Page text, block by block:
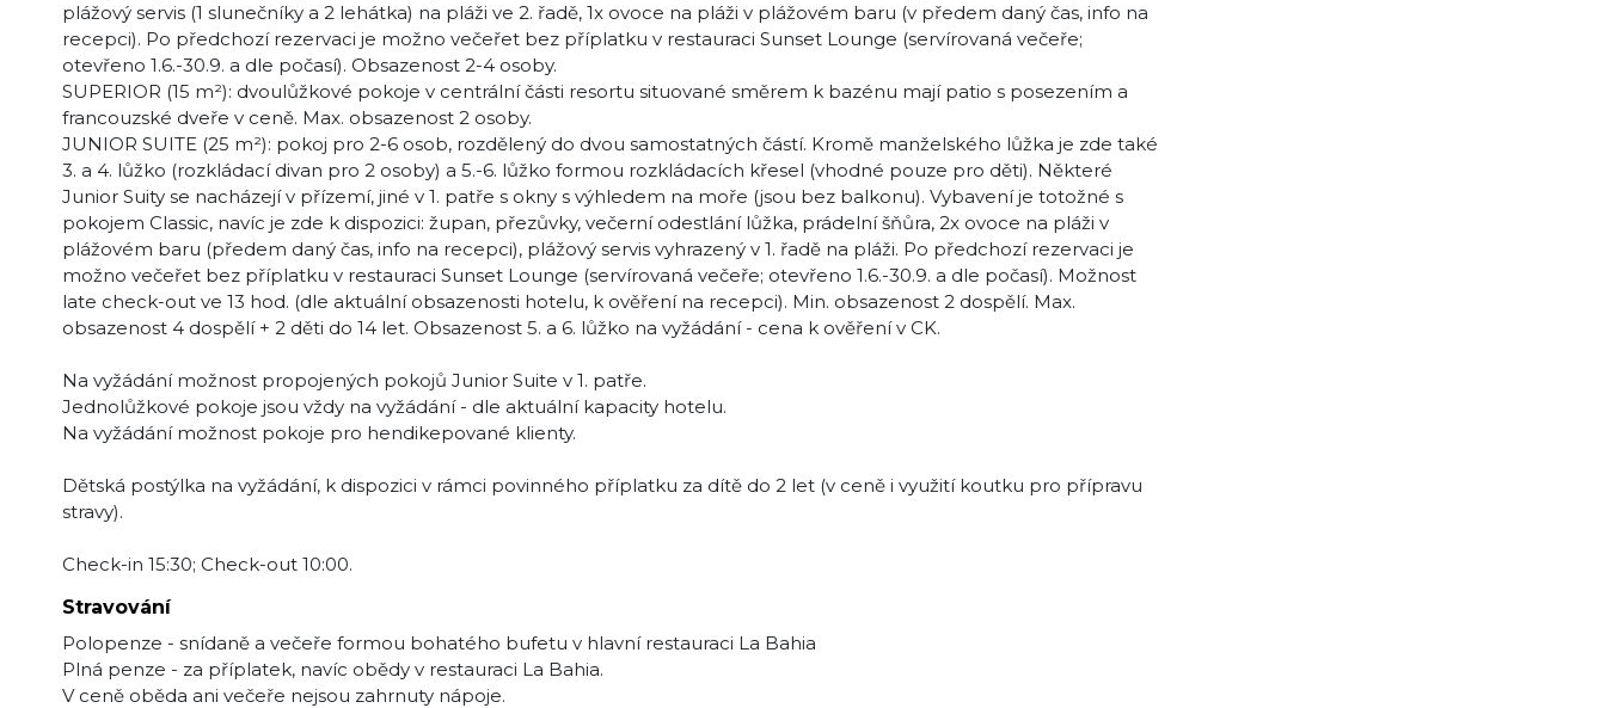
plážový servis (1 slunečníky a 2 lehátka) na pláži ve 2. řadě, 1x ovoce na pláži v plážovém baru (v předem daný čas, info na
recepci). Po předchozí rezervaci je možno večeřet bez příplatku v restauraci Sunset Lounge (servírovaná večeře;
otevřeno 1.6.-30.9. a dle počasí). Obsazenost 2-4 osoby.
SUPERIOR (15 m²): dvoulůžkové pokoje v centrální části resortu situované směrem k bazénu mají patio s posezením a
francouzské dveře v ceně. Max. obsazenost 2 osoby.
JUNIOR SUITE (25 m²): pokoj pro 2-6 osob, rozdělený do dvou samostatných částí. Kromě manželského lůžka je zde také
3. a 4. lůžko (rozkládací divan pro 2 osoby) a 5.-6. lůžko formou rozkládacích křesel (vhodné pouze pro děti). Některé
Junior Suity se nacházejí v přízemí, jiné v 1. patře s okny s výhledem na moře (jsou bez balkonu). Vybavení je totožné s
pokojem Classic, navíc je zde k dispozici: župan, přezůvky, večerní odestlání lůžka, prádelní šňůra, 2x ovoce na pláži v
plážovém baru (předem daný čas, info na recepci), plážový servis vyhrazený v 1. řadě na pláži. Po předchozí rezervaci je
možno večeřet bez příplatku v restauraci Sunset Lounge (servírovaná večeře; otevřeno 1.6.-30.9. a dle počasí). Možnost
late check-out ve 13 hod. (dle aktuální obsazenosti hotelu, k ověření na recepci). Min. obsazenost 2 dospělí. Max.
obsazenost 4 dospělí + 2 děti do 14 let. Obsazenost 5. a 6. lůžko na vyžádání - cena k ověření v CK.
Na vyžádání možnost propojených pokojů Junior Suite v 1. patře.
Jednolůžkové pokoje jsou vždy na vyžádání - dle aktuální kapacity hotelu.
Na vyžádání možnost pokoje pro hendikepované klienty.
Dětská postýlka na vyžádání, k dispozici v rámci povinného příplatku za dítě do 2 let (v ceně i využití koutku pro přípravu
stravy).
Check-in 15:30; Check-out 10:00.
Stravování
Polopenze - snídaně a večeře formou bohatého bufetu v hlavní restauraci La Bahia
Plná penze - za příplatek, navíc obědy v restauraci La Bahia.
V ceně oběda ani večeře nejsou zahrnuty nápoje.